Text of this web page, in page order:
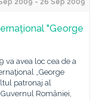
2009 - 26 Sep 2009
"George
va avea loc cea de a
„George
patronaj al
României,